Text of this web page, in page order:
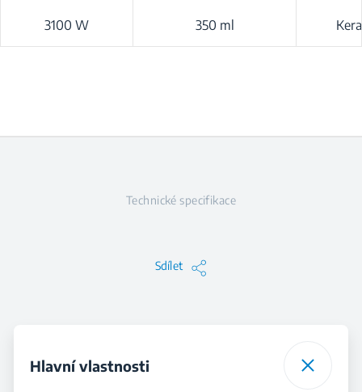
3100 W 350 ml
Technické specifikace
Sdílet
Hlavní vlastnosti